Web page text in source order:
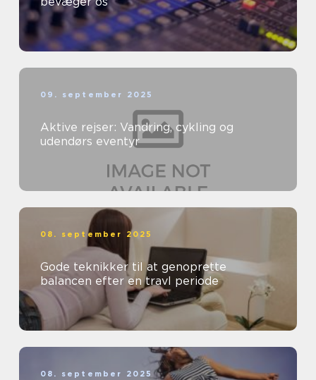
09. september 2025
Aktive rejser: Vandring, cykling og
udendørs eventyr
08. september 2025
Gode teknikker til at genoprette
balancen efter en travl periode
08. september 2025